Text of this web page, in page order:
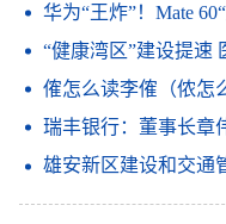
华为“王炸”！Mate 60“超大
“健康湾区”建设提速
傕怎么读李傕（侬怎
瑞丰银行：董事长章
雄安新区建设和交通管理局党总支赴沧